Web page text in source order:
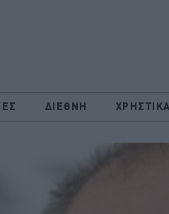
ΔΙΕΘΝΗ ΧΡΗΣΤΙΚΑ